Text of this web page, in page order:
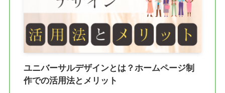
ユニバーサルデザインとは？ホームページ制
作での活用法とメリット